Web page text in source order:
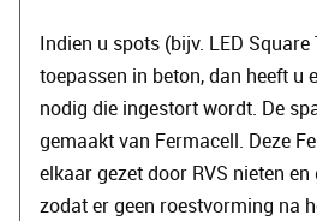
spots
aantal
Indien u spots (bijv. LED
toepassen in beton, dan heeft u
nodig die ingestort wordt. De
gemaakt van Fermacell. Deze
elkaar gezet door RVS nieten
zodat er geen roestvorming na